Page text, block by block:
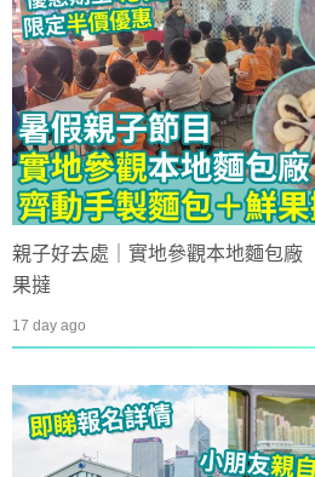
親子好去處｜實地參觀本地麵包
果撻
17 day ago